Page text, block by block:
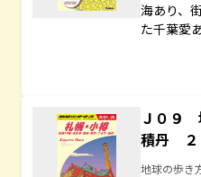
海あり、
た千葉愛
Ｊ０９
積丹 ２
地球の歩き